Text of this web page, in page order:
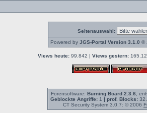
Seitenauswahl:
Powered by JGS-Portal Version 3.1.0 ©
Views heute: 99.842 | Views gestern:
Forensoftware: Burning Board 2.3.6 ,
Geblockte Angriffe:1 | prof. Blocks:
CT Security System 3.0.7: © 2006